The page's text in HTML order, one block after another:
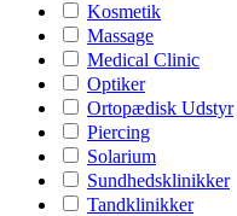
Kosmetik
Massage
Medical Clinic
Optiker
Ortopædisk Udstyr
Piercing
Solarium
Sundhedsklinikker
Tandklinikker